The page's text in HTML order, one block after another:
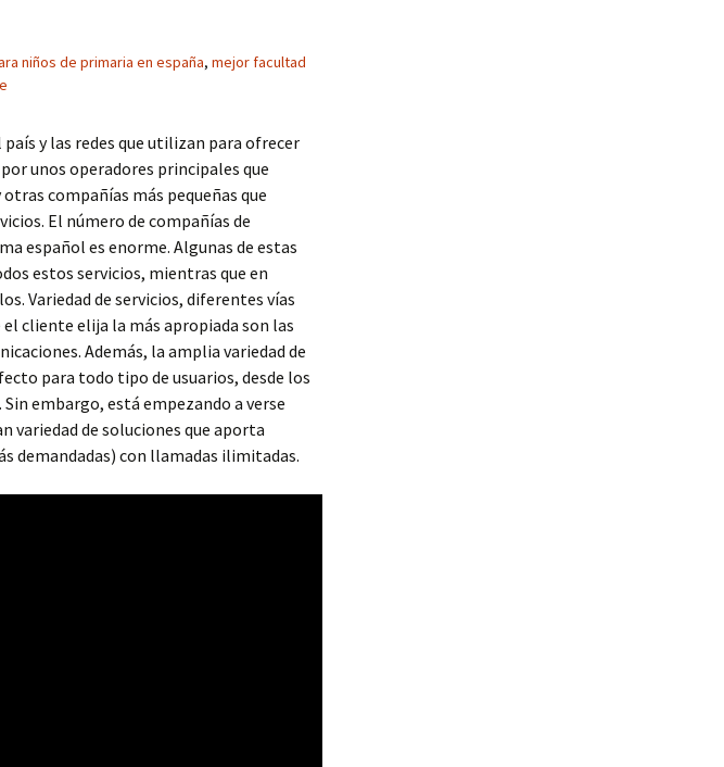
niños de primaria en españa, mejor facultad
y las redes que utilizan para ofrecer
unos operadores principales que
compañías más pequeñas que
El número de compañías de
español es enorme. Algunas de estas
estos servicios, mientras que en
Variedad de servicios, diferentes vías
cliente elija la más apropiada son las
Además, la amplia variedad de
para todo tipo de usuarios, desde los
embargo, está empezando a verse
variedad de soluciones que aporta
demandadas) con llamadas ilimitadas.